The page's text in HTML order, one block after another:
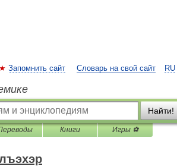
RU
Запомнить сайт Словарь на свой сайт
Найти!
Книги Игры ⚽